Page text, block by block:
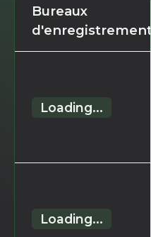
Bureaux
d'enregistrement
Loading...
Loading...